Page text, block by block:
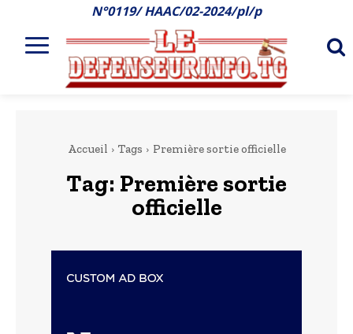
N°0119/ HAAC/02-2024/pl/p
Accueil Tags Première sortie officielle
Tag: Première sortie
officielle